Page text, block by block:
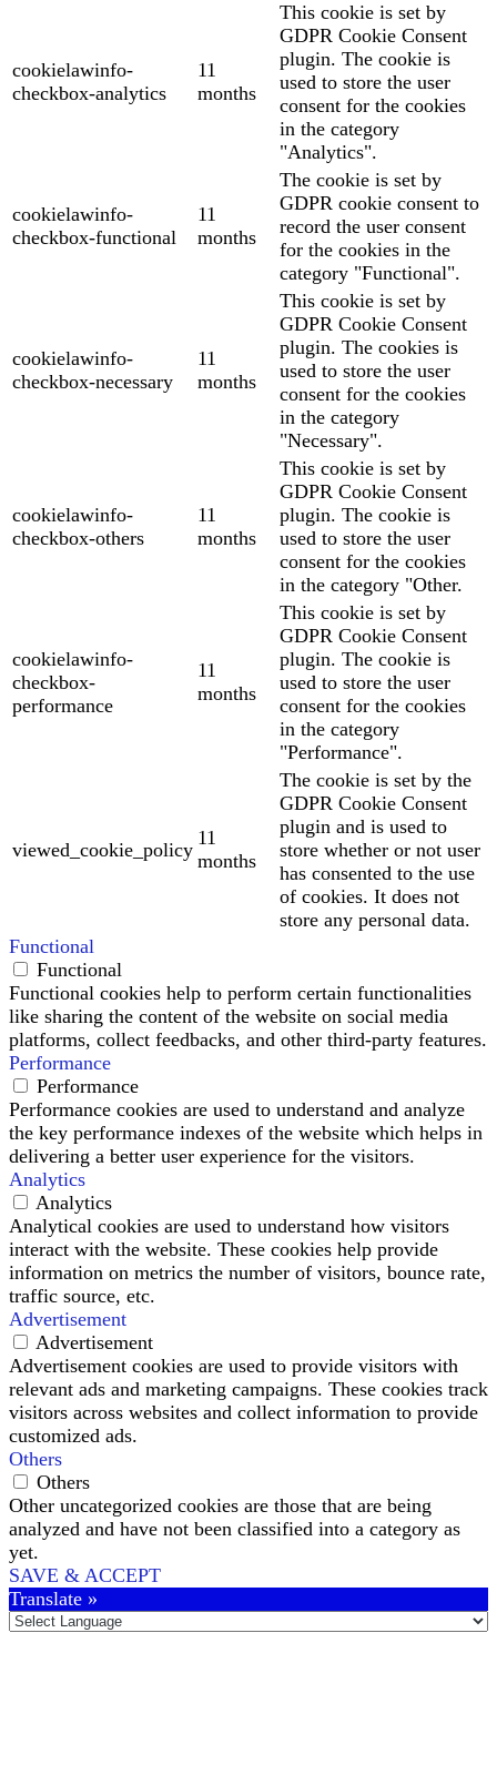
cookielawinfo-
checkbox-analytics
11
months
This cookie is set by
GDPR Cookie Consent
plugin. The cookie is
used to store the user
consent for the cookies
in the category
"Analytics".
cookielawinfo-
checkbox-functional
11
months
The cookie is set by
GDPR cookie consent to
record the user consent
for the cookies in the
category "Functional".
cookielawinfo-
checkbox-necessary
11
months
This cookie is set by
GDPR Cookie Consent
plugin. The cookies is
used to store the user
consent for the cookies
in the category
"Necessary".
cookielawinfo-
checkbox-others
11
months
This cookie is set by
GDPR Cookie Consent
plugin. The cookie is
used to store the user
consent for the cookies
in the category "Other.
cookielawinfo-
checkbox-
performance
11
months
This cookie is set by
GDPR Cookie Consent
plugin. The cookie is
used to store the user
consent for the cookies
in the category
"Performance".
viewed_cookie_policy
11
months
The cookie is set by the
GDPR Cookie Consent
plugin and is used to
store whether or not user
has consented to the use
of cookies. It does not
store any personal data.
Functional
Functional
Functional cookies help to perform certain functionalities
like sharing the content of the website on social media
platforms, collect feedbacks, and other third-party features.
Performance
Performance
Performance cookies are used to understand and analyze
the key performance indexes of the website which helps in
delivering a better user experience for the visitors.
Analytics
Analytics
Analytical cookies are used to understand how visitors
interact with the website. These cookies help provide
information on metrics the number of visitors, bounce rate,
traffic source, etc.
Advertisement
Advertisement
Advertisement cookies are used to provide visitors with
relevant ads and marketing campaigns. These cookies track
visitors across websites and collect information to provide
customized ads.
Others
Others
Other uncategorized cookies are those that are being
analyzed and have not been classified into a category as
yet.
SAVE & ACCEPT
Translate »